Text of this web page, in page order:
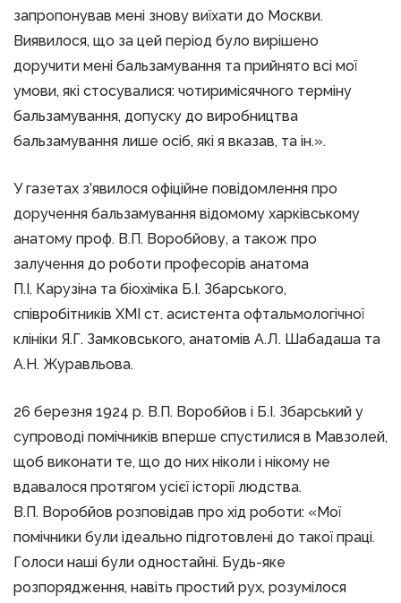
запропонував мені знову виїхати до Москви.
Виявилося, що за цей період було вирішено
доручити мені бальзамування та прийнято всі мої
умови, які стосувалися: чотиримісячного терміну
бальзамування, допуску до виробництва
бальзамування лише осіб, які я вказав, та ін.».
У газетах з’явилося офіційне повідомлення про
доручення бальзамування відомому харківському
анатому проф. В.П. Воробйову, а також про
залучення до роботи професорів анатома
П.І. Карузіна та біохіміка Б.І. Збарського,
співробітників ХМІ ст. асистента офтальмологічної
клініки Я.Г. Замковського, анатомів А.Л. Шабадаша та
А.Н. Журавльова.
26 березня 1924 р. В.П. Воробйов і Б.І. Збарський у
супроводі помічників вперше спустилися в Мавзолей,
щоб виконати те, що до них ніколи і нікому не
вдавалося протягом усієї історії людства.
В.П. Воробйов розповідав про хід роботи: «Мої
помічники були ідеально підготовлені до такої праці.
Голоси наші були одностайні. Будь-яке
розпорядження, навіть простий рух, розумілося